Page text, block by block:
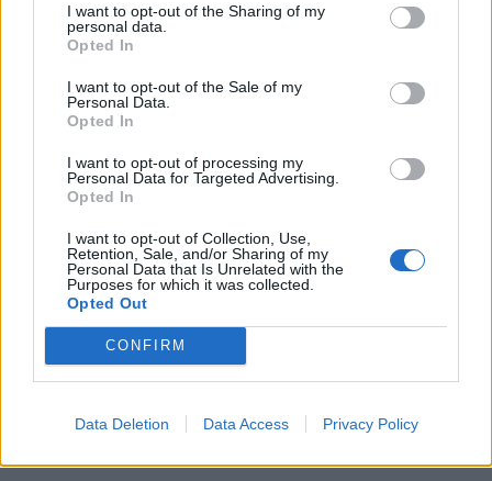
I want to opt-out of the Sharing of my
personal data.
Opted In
I want to opt-out of the Sale of my
Personal Data.
Opted In
I want to opt-out of processing my
Personal Data for Targeted Advertising.
Opted In
I want to opt-out of Collection, Use,
Retention, Sale, and/or Sharing of my
Personal Data that Is Unrelated with the
Purposes for which it was collected.
Opted Out
CONFIRM
Data Deletion Data Access Privacy Policy